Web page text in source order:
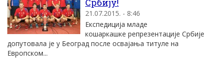
Србију!
21.07.2015. - 8:46
Експедиција младе
кошаркашке репрезентације Србије
допутовала је у Београд после освајања титуле на
Европском...